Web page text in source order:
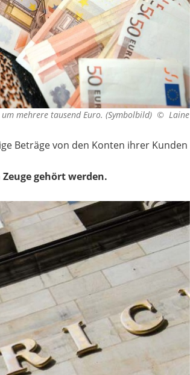
mehrere tausend Euro. (Symbolbild) © Laine
Beträge von den Konten ihrer Kunden
gehört werden.